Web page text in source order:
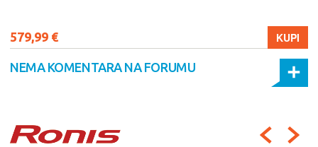
579,99 € KUPI
NEMA KOMENTARA NA FORUMU